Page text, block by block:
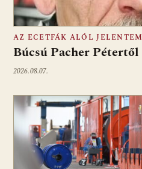
AZ ECETFÁK ALÓL JELENTEM
Búcsú Pacher Pétertől
2026.08.07.